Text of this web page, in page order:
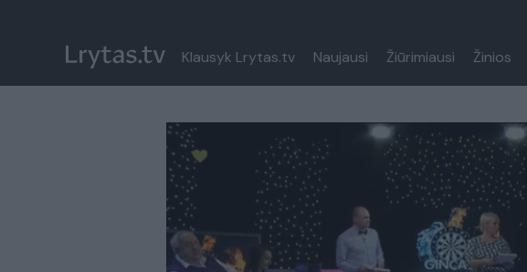
Klausyk Lrytas.tv Naujausi Žiūrimiausi Žinios
Paremkite Ukrainą